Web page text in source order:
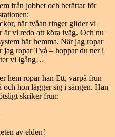
från jobbet och berättar för
när tvåan ringer glider vi
är vi redo att köra iväg. Och nu
här hemma. När jag ropar
jag ropar Två – hoppar du ner i
vi igång…
hem ropar han Ett, varpå frun
hon lägger sig i sängen. Han
skriker frun:
av elden!